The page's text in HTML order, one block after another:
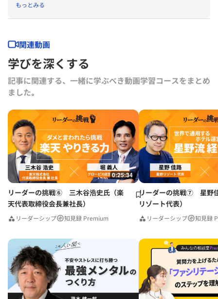
ービス初の海外法人を立上げ、現地法人の経営を経て、
エデュケーション部門マネジング・ディレクターとして事業責任者を務
ーとして、グローバル戦略、リーダーシップ、
講師を担当する。
2020）。また、富士通株式会社のCEO室Co-
略を担う。
もっとみる
関連動画
学びを深くする
記事に関連する、一緒に学ぶべき動画学習コースをまとめ
ました｡
0:25:34
リーダーの挑戦⑥ 三木谷浩史氏（楽
天代表取締役会長兼社長）
リーダーシップ 知見録 Premium
リーダーの挑戦⑦ 星野
リゾート代表）
リーダーシップ 知見録